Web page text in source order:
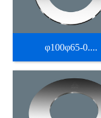
φ100φ65-0....